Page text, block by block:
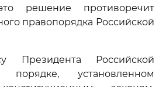
решение противоречит
правопорядка Российской
Президента Российской
установленном